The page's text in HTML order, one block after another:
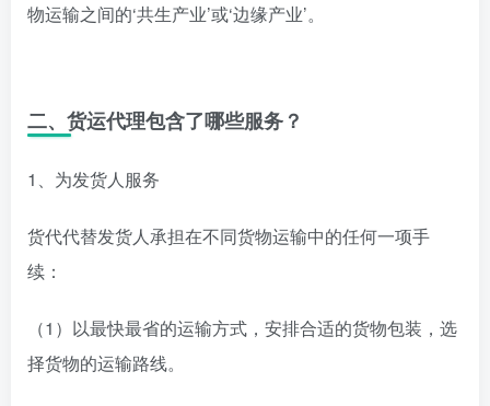
物运输之间的‘共生产业’或‘边缘产业’。
二、货运代理包含了哪些服务？
1、为发货人服务
货代代替发货人承担在不同货物运输中的任何一项手
续：
（1）以最快最省的运输方式，安排合适的货物包装，选
择货物的运输路线。